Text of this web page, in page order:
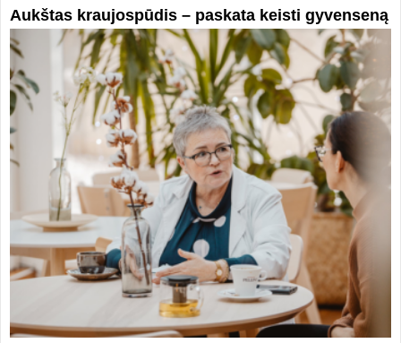
Aukštas kraujospūdis – paskata keisti gyvenseną